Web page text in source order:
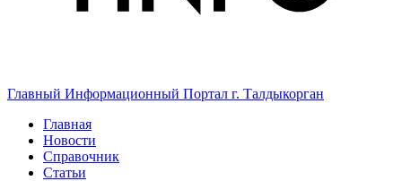
Главный Информационный Портал г. Талдыкорган
Главная
Новости
Справочник
Статьи